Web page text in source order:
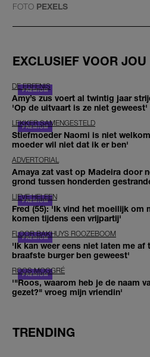
FOTO PEXELS
EXCLUSIEF VOOR JOU
DE ERFENIS
Amy’s zus voert al twintig jaar
'Op de uitvaart is ze niet geweest'
LEKKER SAMENGESTELD
Stiefmoeder Naomi is niet
moeder wil niet dat ik er ben'
ADVERTORIAL
Amaya zat vast op Madeira door
grond tussen honderden
LIEVE HELEEN
Fred (55): 'Ik vind het moeilijk om
komen tijdens een vrijpartij'
FLOOR BAKHUYS ROOZEBOOM
'Ik kan weer eens niet laten me
braafste burger ben geweest'
ROOS MOGGRÉ
'"Roos, waarom heb je de naam
gezet?" vroeg mijn vriendin'
TRENDING